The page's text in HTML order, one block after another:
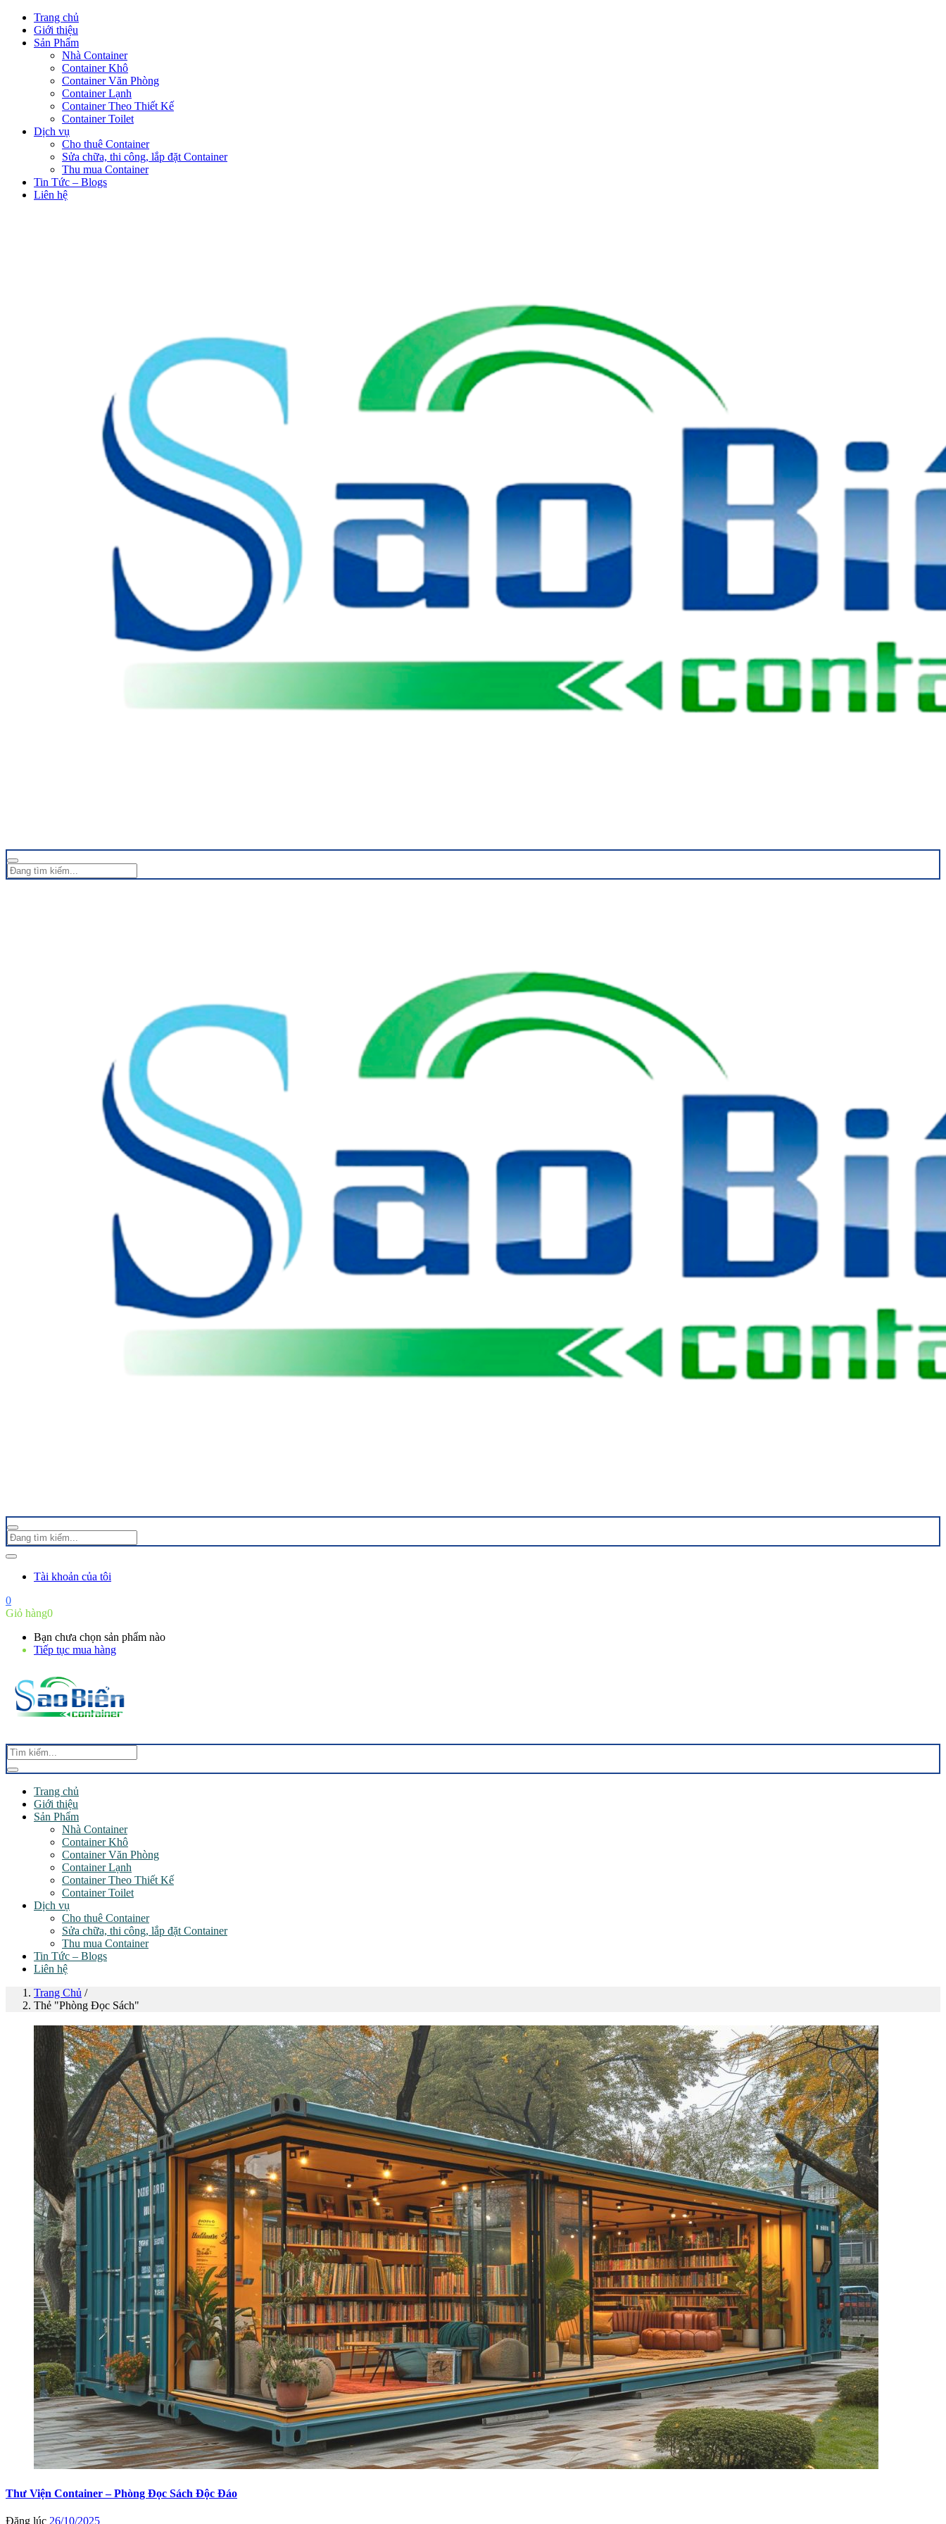
Trang chủ
Giới thiệu
Sản Phẩm
Nhà Container
Container Khô
Container Văn Phòng
Container Lạnh
Container Theo Thiết Kế
Container Toilet
Dịch vụ
Cho thuê Container
Sửa chữa, thi công, lắp đặt Container
Thu mua Container
Tin Tức – Blogs
Liên hệ
Tài khoản của tôi
0
Giỏ hàng0
Bạn chưa chọn sản phẩm nào
Tiếp tục mua hàng
Trang chủ
Giới thiệu
Sản Phẩm
Nhà Container
Container Khô
Container Văn Phòng
Container Lạnh
Container Theo Thiết Kế
Container Toilet
Dịch vụ
Cho thuê Container
Sửa chữa, thi công, lắp đặt Container
Thu mua Container
Tin Tức – Blogs
Liên hệ
Trang Chủ /
Thẻ "Phòng Đọc Sách"
Thư Viện Container – Phòng Đọc Sách Độc Đáo
Đăng lúc 26/10/2025